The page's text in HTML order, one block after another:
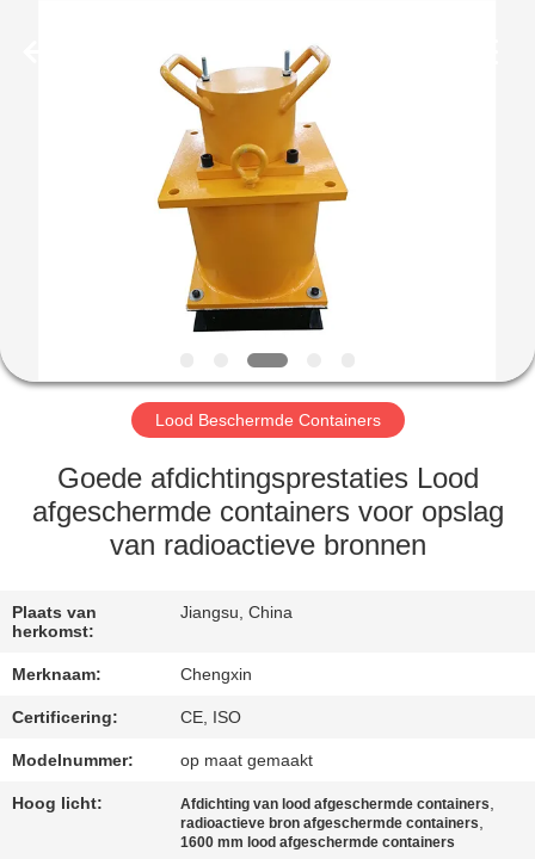
PRODUCTEN
ONGEVEER
FABRIEKSREIS
KWALITEITSCONTROLE
CONTACTEER
GEVALLEN
SITEMAP
Lood Beschermde Containers
Goede afdichtingsprestaties Lood
afgeschermde containers voor opslag
van radioactieve bronnen
Plaats van
herkomst:
Jiangsu, China
Merknaam: Chengxin
Certificering: CE, ISO
Modelnummer: op maat gemaakt
Hoog licht: Afdichting van lood afgeschermde containers,
radioactieve bron afgeschermde containers,
1600 mm lood afgeschermde containers